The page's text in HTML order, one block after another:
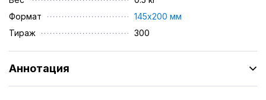
Формат
145х200 мм
Тираж
300
Аннотация